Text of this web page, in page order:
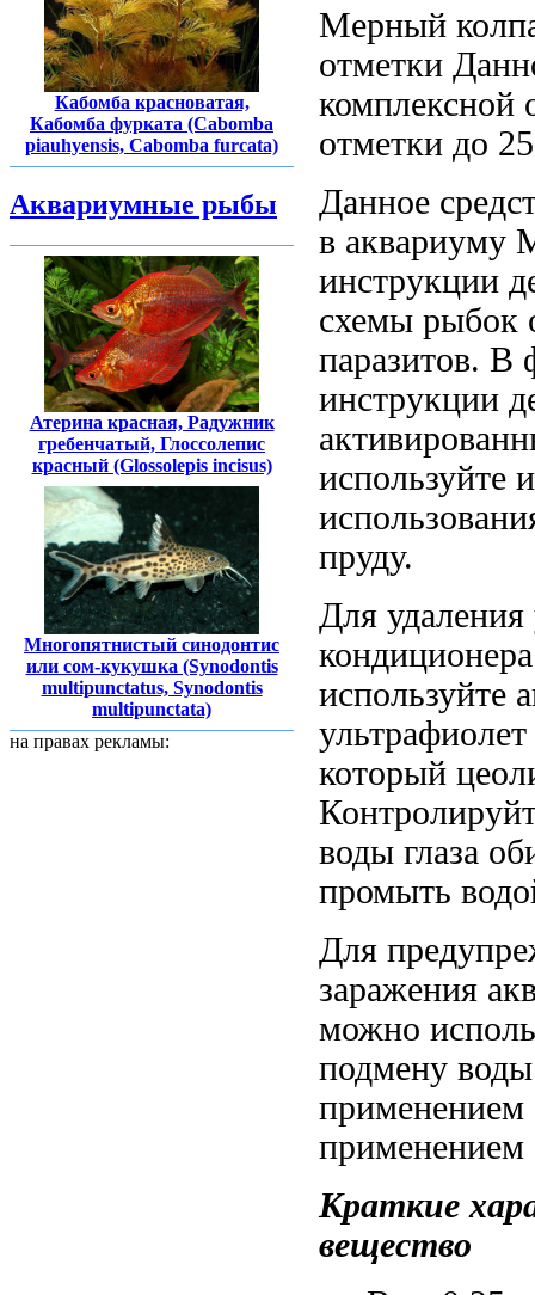
Кабомба красноватая,
Кабомба фурката (Cabomba
piauhyensis, Cabomba furcata)
Аквариумные рыбы
Атерина красная, Радужник
гребенчатый, Глоссолепис
красный (Glossolepis incisus)
Многопятнистый синодонтис
или сом-кукушка (Synodontis
multipunctatus, Synodontis
multipunctata)
на правах рекламы:
Мерный
отметки
комплексной
отметки до
Данное
в аквариуму
инструкции
схемы рыбок
паразитов. В
инструкции
используйте
пруду.
Для удаления
используйте
ультрафиолет
который
воды глаза
промыть
Для
заражения
можно
подмену
применением
применением
Краткие
вещество